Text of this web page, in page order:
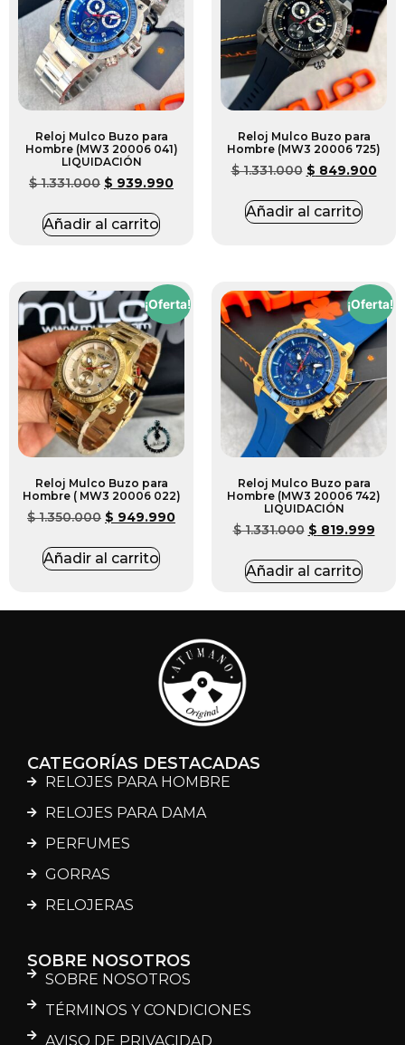
Reloj Mulco Buzo para
Hombre (MW3 20006 041)
LIQUIDACIÓN
$1.331.000 $ 939.990
Añadir al carrito
Reloj Mulco Buzo para
Hombre (MW3 20006 725)
$1.331.000 $ 849.900
Añadir al carrito
¡Oferta!
Reloj Mulco Buzo para
Hombre ( MW3 20006 022)
$1.350.000 $ 949.990
Añadir al carrito
¡Oferta!
Reloj Mulco Buzo para
Hombre (MW3 20006 742)
LIQUIDACIÓN
$1.331.000 $ 819.999
Añadir al carrito
CATEGORÍAS DESTACADAS
RELOJES PARA HOMBRE
RELOJES PARA DAMA
PERFUMES
GORRAS
RELOJERAS
SOBRE NOSOTROS
SOBRE NOSOTROS
TÉRMINOS Y CONDICIONES
AVISO DE PRIVACIDAD